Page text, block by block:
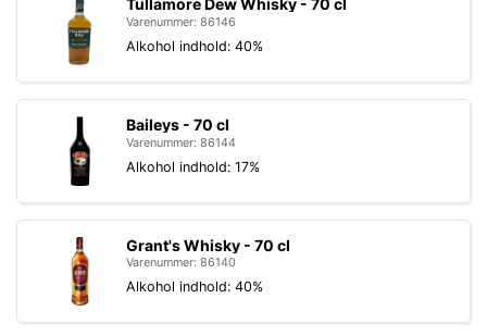
Tullamore Dew Whisky - 70 cl
Varenummer: 86146
Alkohol indhold: 40%
Baileys - 70 cl
Varenummer: 86144
Alkohol indhold: 17%
Grant's Whisky - 70 cl
Varenummer: 86140
Alkohol indhold: 40%